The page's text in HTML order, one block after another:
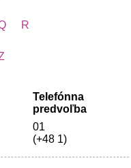
R
Telefónna
predvoľba
01
(+48 1)